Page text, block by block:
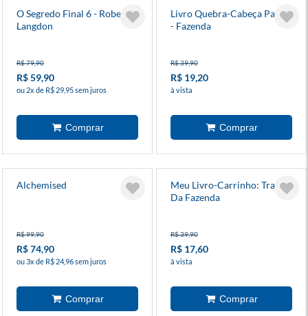
O Segredo Final 6 - Robert
Langdon
R$ 79,90
R$ 59,90
ou 2x de R$ 29,95 sem juros
Livro Quebra-Cabeça Palito
- Fazenda
R$ 39,90
R$ 19,20
à vista
Alchemised
R$ 99,90
R$ 74,90
ou 3x de R$ 24,96 sem juros
Meu Livro-Carrinho: Trator
Da Fazenda
R$ 39,90
R$ 17,60
à vista